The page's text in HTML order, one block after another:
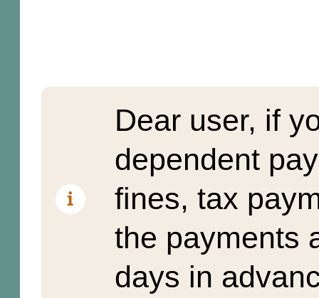
Dear user, if
dependent
fines, tax
the payments
days in